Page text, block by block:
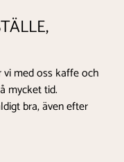
med oss kaffe och
mycket tid.
bra, även efter